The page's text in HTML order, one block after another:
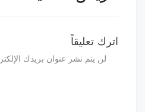
اترك تعليقاً
لن يتم نشر عنوان بريدك